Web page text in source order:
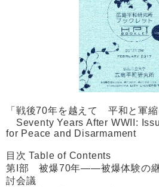
「戦後70年を越えて 平和と軍縮
Seventy Years After WWII:
for Peace and Disarmament
目次 Table of Contents
第I部 被爆70年――被爆体験の継
討会議